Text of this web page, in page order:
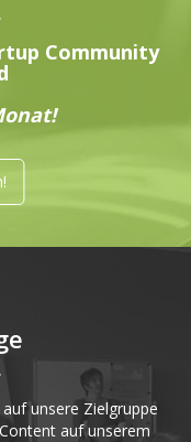
Community
unsere Zielgruppe
auf unserem